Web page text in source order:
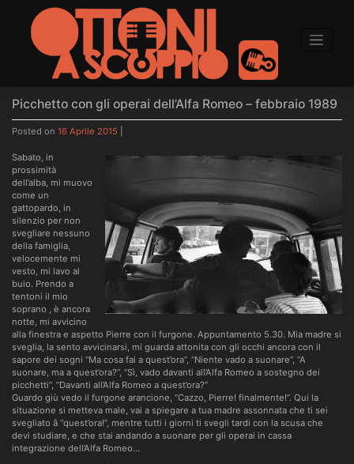
content
Picchetto con gli operai dell’Alfa Romeo – febbraio 1989
Posted on 16 Aprile 2015
Sabato, in
prossimità
dell’alba, mi muovo
come un
gattopardo, in
silenzio per non
svegliare nessuno
della famiglia,
velocemente mi
vesto, mi lavo al
buio. Prendo a
tentoni il mio
soprano , è ancora
notte, mi avvicino
alla finestra e aspetto Pierre con il furgone. Appuntamento 5.30. Mia madre si
sveglia, la sento avvicinarsi, mi guarda attonita con gli occhi ancora con il
sapore dei sogni “Ma cosa fai a quest’ora”, “Niente vado a suonare”, “A
suonare, ma a quest’ora?”, “Sì, vado davanti all’Alfa Romeo a sostegno dei
picchetti”, “Davanti all’Alfa Romeo a quest’ora?”
Guardo giù vedo il furgone arancione, “Cazzo, Pierre! finalmente!”. Qui la
situazione si metteva male, vai a spiegare a tua madre assonnata che ti sei
svegliato â “quest’ora!”, mentre tutti i giorni ti svegli tardi con la scusa che
devi studiare, e che stai andando a suonare per gli operai in cassa
integrazione dell’Alfa Romeo…